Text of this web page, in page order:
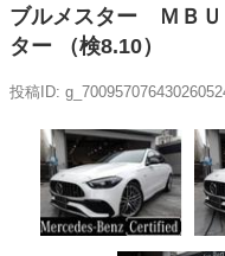
ブルメスター ＭＢ
ター （検8.10）
投稿ID: